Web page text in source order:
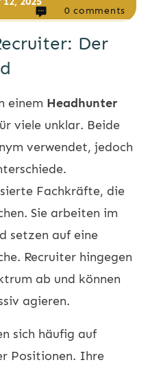
0 comments
Der
einem Headhunter
viele unklar. Beide
verwendet, jedoch
Fachkräfte, die
Sie arbeiten im
setzen auf eine
Recruiter hingegen
ab und können
agieren.
sich häufig auf
Positionen. Ihre